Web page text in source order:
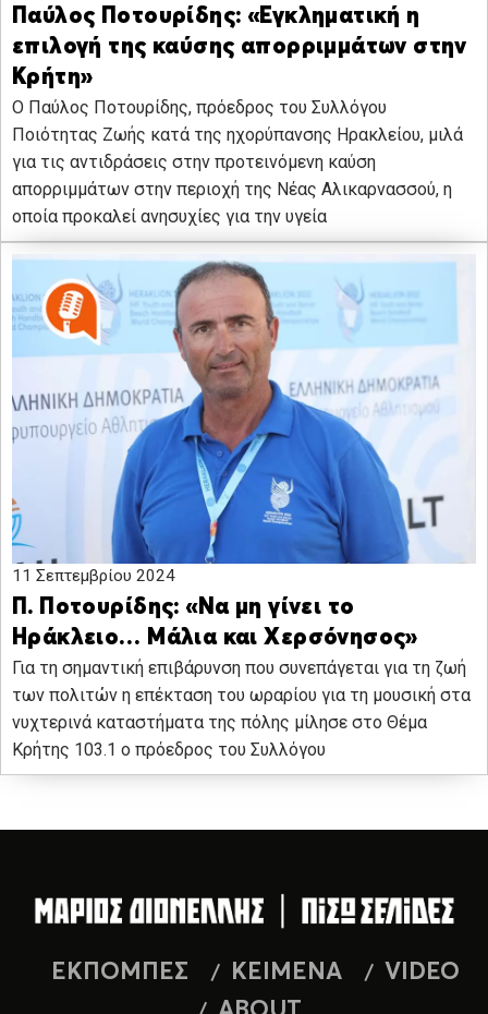
Παύλος Ποτουρίδης: «Εγκληματική η
επιλογή της καύσης απορριμμάτων στην
Κρήτη»
Ο Παύλος Ποτουρίδης, πρόεδρος του Συλλόγου
Ποιότητας Ζωής κατά της ηχορύπανσης Ηρακλείου, μιλά
για τις αντιδράσεις στην προτεινόμενη καύση
απορριμμάτων στην περιοχή της Νέας Αλικαρνασσού, η
οποία προκαλεί ανησυχίες για την υγεία
11 Σεπτεμβρίου 2024
Π. Ποτουρίδης: «Να μη γίνει το
Ηράκλειο… Μάλια και Χερσόνησος»
Για τη σημαντική επιβάρυνση που συνεπάγεται για τη ζωή
των πολιτών η επέκταση του ωραρίου για τη μουσική στα
νυχτερινά καταστήματα της πόλης μίλησε στο Θέμα
Κρήτης 103.1 ο πρόεδρος του Συλλόγου
ΕΚΠΟΜΠΕΣ ΚΕΙΜΕΝΑ
VIDEO